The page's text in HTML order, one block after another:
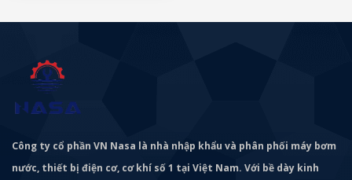
Công ty cổ phần VN Nasa là nhà nhập khẩu và phân phối máy bơm
nước, thiết bị điện cơ, cơ khí số 1 tại Việt Nam. Với bề dày kinh